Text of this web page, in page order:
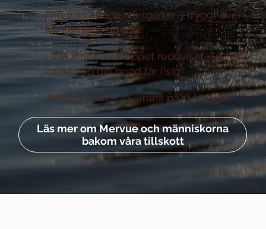
Läs mer om Mervue och människorna
bakom våra tillskott
Fritt från kända allergener –tryggt även
för känsliga hundar
Hela innehållet öppet redovisat –du ser
exakt vad din hund får i sig
Alltid fri frakt –leverans på 1–3 dagar